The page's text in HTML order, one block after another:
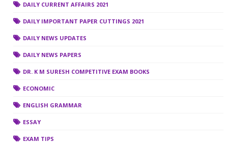
DAILY CURRENT AFFAIRS 2021
DAILY IMPORTANT PAPER CUTTINGS 2021
DAILY NEWS UPDATES
DAILY NEWS PAPERS
DR. K M SURESH COMPETITIVE EXAM BOOKS
ECONOMIC
ENGLISH GRAMMAR
ESSAY
EXAM TIPS